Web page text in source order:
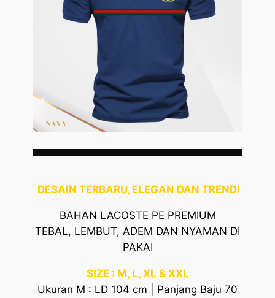
DESAIN TERBARU, ELEGAN DAN TRENDI
BAHAN LACOSTE PE PREMIUM
TEBAL, LEMBUT, ADEM DAN NYAMAN DI
PAKAI
SIZE : M, L, XL & XXL
Ukuran M : LD 104 cm | Panjang Baju 70